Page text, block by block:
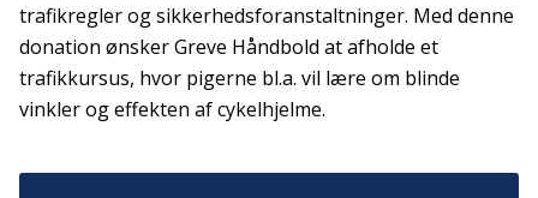
trafikregler og sikkerhedsforanstaltninger. Med denne
donation ønsker Greve Håndbold at afholde et
trafikkursus, hvor pigerne bl.a. vil lære om blinde
vinkler og effekten af cykelhjelme.
Tilmeld nyhedsbrev
De seneste nyheder om TrygFondens og TryghedsGruppens
aktiviteter direkte i din indbakke.